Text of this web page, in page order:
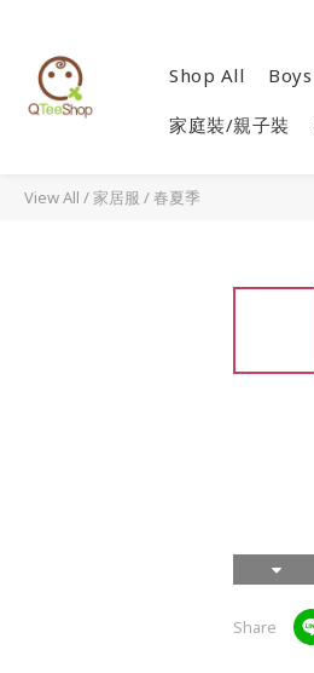
Shop All Boys
家庭裝/親子裝
View All /家居服 /春夏季
Share